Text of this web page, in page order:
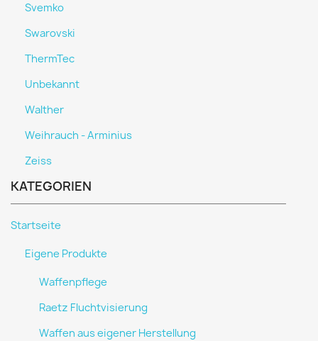
Svemko
Swarovski
ThermTec
Unbekannt
Walther
Weihrauch - Arminius
Zeiss
KATEGORIEN
Startseite
Eigene Produkte
Waffenpflege
Raetz Fluchtvisierung
Waffen aus eigener Herstellung